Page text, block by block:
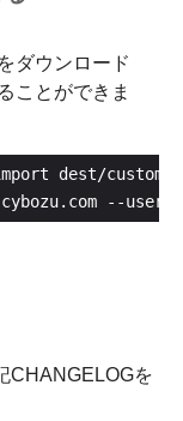
ダウンロード
ことができま
dest/
--
CHANGELOGを